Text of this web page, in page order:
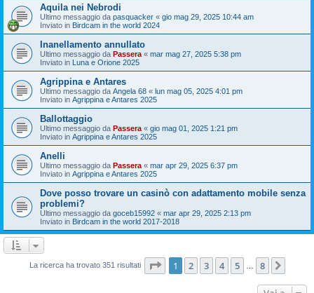
Aquila nei Nebrodi
Ultimo messaggio da pasquacker « gio mag 29, 2025 10:44 am
Inviato in Birdcam in the world 2024
Inanellamento annullato
Ultimo messaggio da Passera « mar mag 27, 2025 5:38 pm
Inviato in Luna e Orione 2025
Agrippina e Antares
Ultimo messaggio da Angela 68 « lun mag 05, 2025 4:01 pm
Inviato in Agrippina e Antares 2025
Ballottaggio
Ultimo messaggio da Passera « gio mag 01, 2025 1:21 pm
Inviato in Agrippina e Antares 2025
Anelli
Ultimo messaggio da Passera « mar apr 29, 2025 6:37 pm
Inviato in Agrippina e Antares 2025
Dove posso trovare un casinò con adattamento mobile senza
problemi?
Ultimo messaggio da goceb15992 « mar apr 29, 2025 2:13 pm
Inviato in Birdcam in the world 2017-2018
La ricerca ha trovato 351 risultati Pagina di
1 2 3 4 5 8